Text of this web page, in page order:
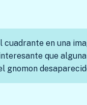
en una
que
gnomon